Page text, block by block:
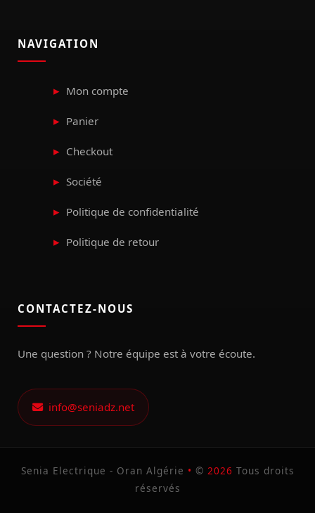
NAVIGATION
Mon compte
Panier
Checkout
Société
Politique de confidentialité
Politique de retour
CONTACTEZ-NOUS
Une question ? Notre équipe est à votre écoute.
info@seniadz.net
Senia Electrique - Oran Algérie • © 2026 Tous droits
réservés